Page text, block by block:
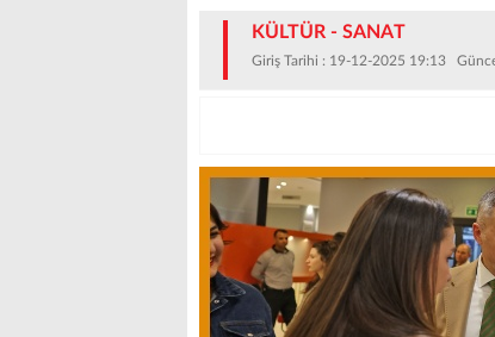
KÜLTÜR - SANAT
Giriş Tarihi : 19-12-2025 19:13